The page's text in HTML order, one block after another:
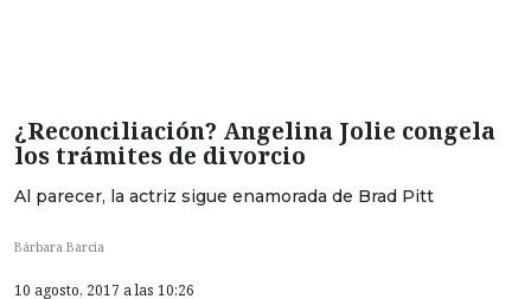
¿Reconciliación? Angelina Jolie congela
los trámites de divorcio
Al parecer, la actriz sigue enamorada de Brad Pitt
Bárbara Barcia
10 agosto, 2017 a las 10:26